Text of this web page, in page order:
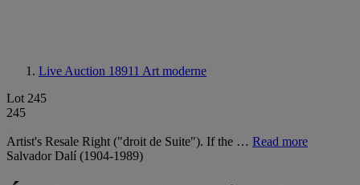
Live Auction 18911 Art moderne
Lot 245
245
Artist's Resale Right ("droit de Suite"). If the … Read more
Salvador Dalí (1904-1989)